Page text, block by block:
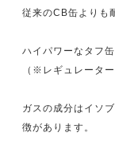
従来のCB缶よりも
ハイパワーなタフ
（※レギュレータ
ガスの成分はイソ
徴があります。